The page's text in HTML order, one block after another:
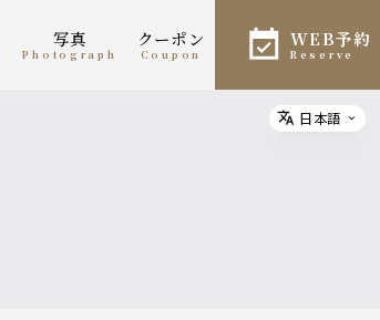
写真
photograph
クーポン
coupon
WEB予約
reserve
Select
日本語